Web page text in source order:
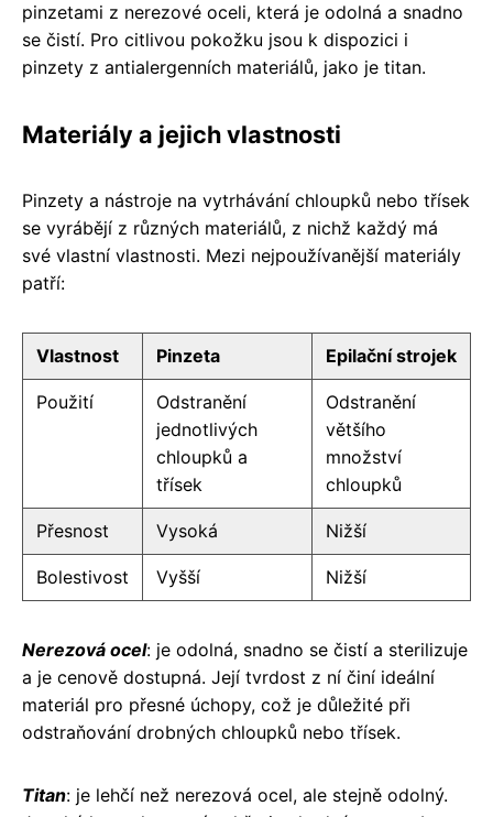
pinzetami z nerezové oceli, která je odolná a snadno
se čistí. Pro citlivou pokožku jsou k dispozici i
pinzety z antialergenních materiálů, jako je titan.
Materiály a jejich vlastnosti
Pinzety a nástroje na vytrhávání chloupků nebo třísek
se vyrábějí z různých materiálů, z nichž každý má
své vlastní vlastnosti. Mezi nejpoužívanější materiály
patří:
Vlastnost Pinzeta Epilační strojek
Použití
Odstranění
jednotlivých
chloupků a
třísek
Odstranění
většího
množství
chloupků
Přesnost Vysoká Nižší
Bolestivost Vyšší Nižší
Nerezová ocel: je odolná, snadno se čistí a sterilizuje
a je cenově dostupná. Její tvrdost z ní činí ideální
materiál pro přesné úchopy, což je důležité při
odstraňování drobných chloupků nebo třísek.
Titan: je lehčí než nerezová ocel, ale stejně odolný.